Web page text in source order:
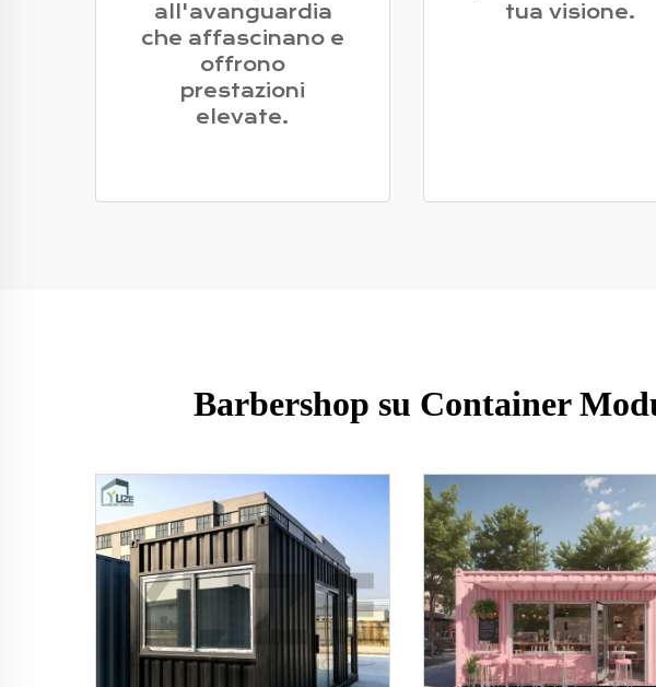
all'avanguardia
che affascinano e
offrono
prestazioni
elevate.
tua visione.
Barbershop su Container